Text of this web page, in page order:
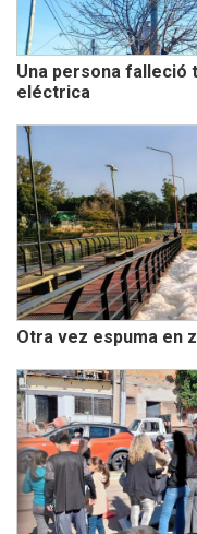
Una persona falleció
eléctrica
Otra vez espuma en